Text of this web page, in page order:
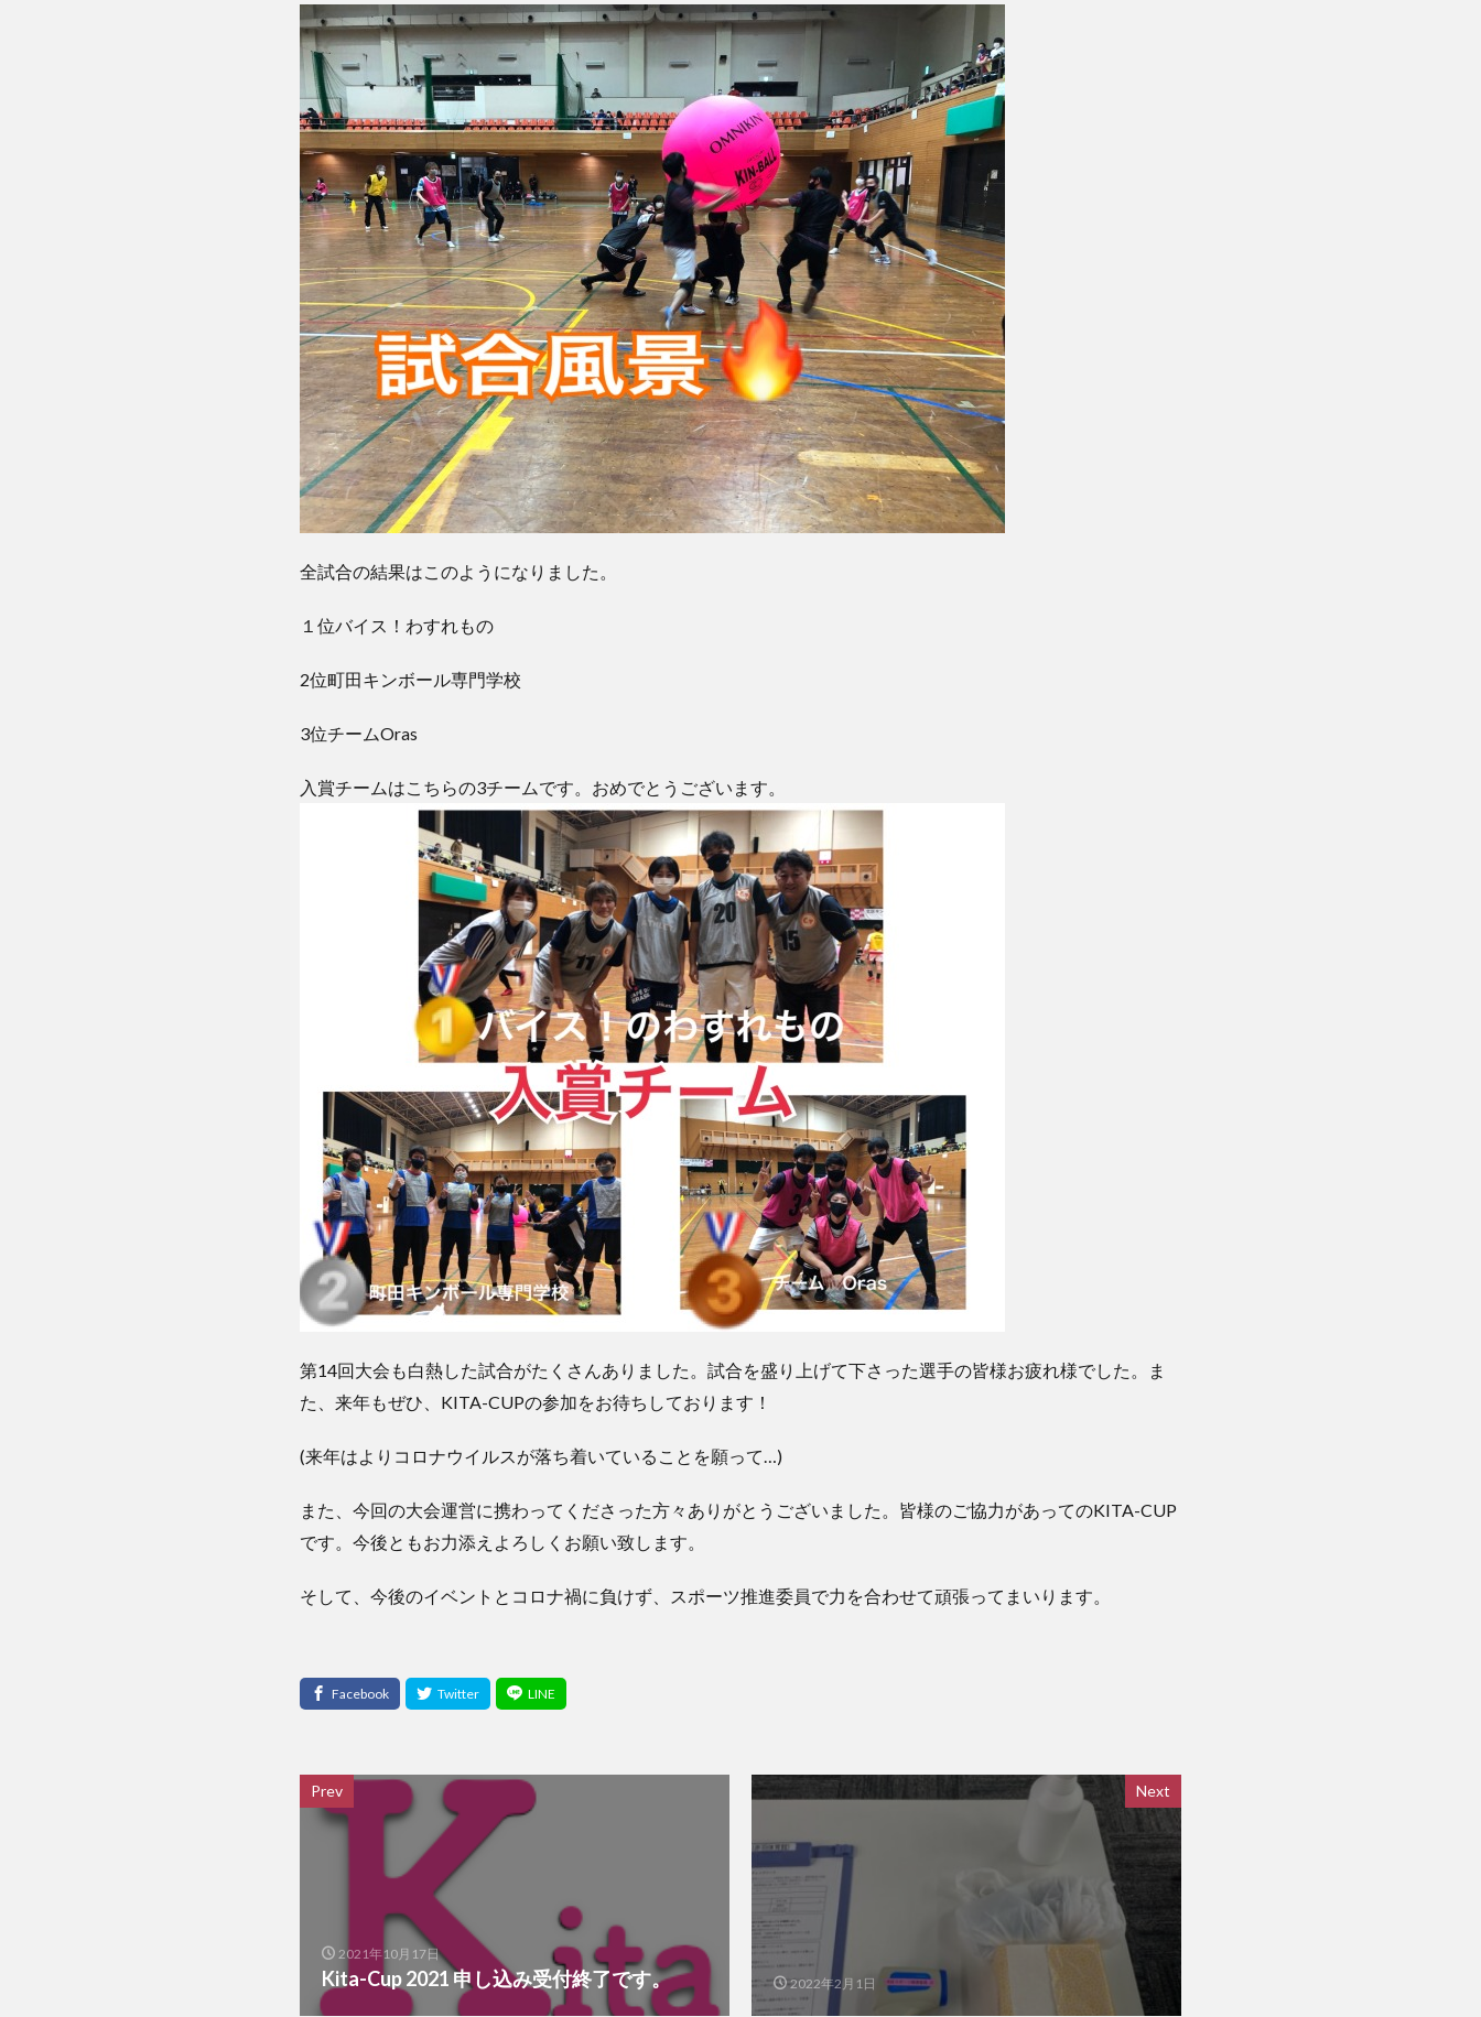
全試合の結果はこのようになりました。
１位バイス！わすれもの
2位町田キンボール専門学校
3位チームOras
入賞チームはこちらの3チームです。おめでとうございます。
第14回大会も白熱した試合がたくさんありました。試合を盛り上げて下さった選手の皆様お疲れ様でした。ま
た、来年もぜひ、KITA-CUPの参加をお待ちしております！
(来年はよりコロナウイルスが落ち着いていることを願って…)
また、今回の大会運営に携わってくださった方々ありがとうございました。皆様のご協力があってのKITA-CUP
です。今後ともお力添えよろしくお願い致します。
そして、今後のイベントとコロナ禍に負けず、スポーツ推進委員で力を合わせて頑張ってまいります。
Prev
2021年10月17日
Kita-Cup 2021 申し込み受付終了です。
Next
2022年2月1日